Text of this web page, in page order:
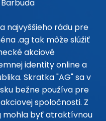
najvyššieho rádu pre
.ag tak môže slúžiť
akciové
identity online a
Skratka "AG" sa v
bežne používa pre
spoločnosti. Z
mohla byť atraktívnou